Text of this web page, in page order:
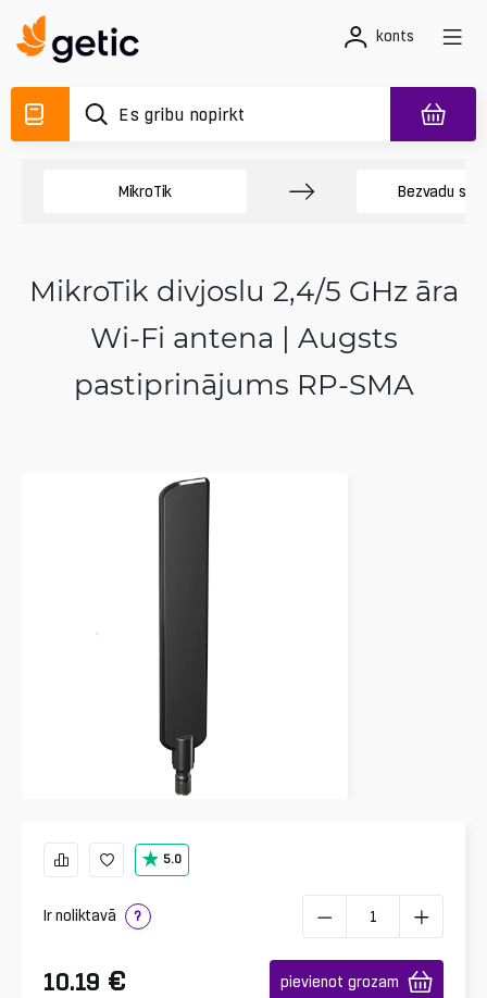
konts
MikroTik Bezvadu
MikroTik divjoslu 2,4/5 GHz āra
Wi‑Fi antena | Augsts
pastiprinājums RP-SMA
5.0
Ir noliktavā ?
10.19 € pievienot grozam